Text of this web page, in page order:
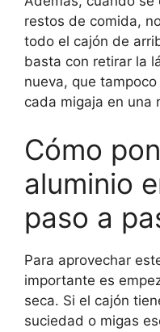
restos de comida,
todo el cajón de
basta con retirar la
nueva, que
cada migaja en una
Cómo
aluminio
paso a
Para aprovechar
importante es
seca. Si el cajón
suciedad o migas